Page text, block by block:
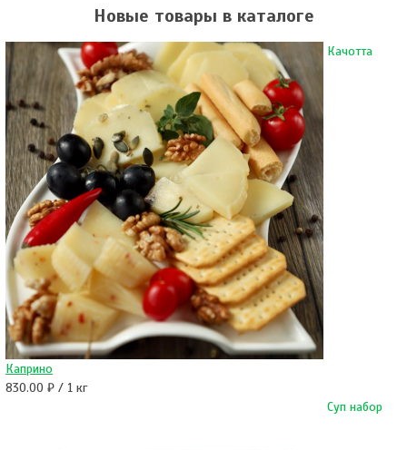
Новые товары в каталоге
Качотта
Каприно
830.00 ₽ / 1 кг
Суп набор